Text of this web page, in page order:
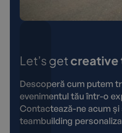
Let’s get
Descoperă cum putem
evenimentul tău într-o
Contactează-ne acum
teambuilding